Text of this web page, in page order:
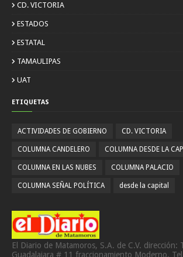
CD. VICTORIA
ESTADOS
ESTATAL
TAMAULIPAS
UAT
ETIQUETAS
ACTIVIDADES DE GOBIERNO CD. VICTORIA
COLUMNA CANDELERO COLUMNA DESDE LA
COLUMNA EN LAS NUBES COLUMNA PALACIO
COLUMNA SEÑAL POLÍTICA desde la capital
El Diario de Matamoros, S.A. de C.V. dirección:
Guadalajara # 11 fraccionamiento Moderno.